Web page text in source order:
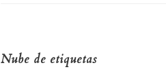
Nube de etiquetas